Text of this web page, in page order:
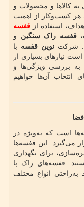
کالاها و محصولات و
هر کسب‌وکار از اهمیت
استفاده از قفسه
قفسه راک سنگین و
شرکت نوین قفسه با
است نیازهای بسیاری از
به بررسی ویژگی‌ها و
انتخاب آن‌ها خواهیم
است که به‌ویژه در
می‌گیرد. این قفسه‌ها
برای نگهداری
قفسه‌های راک با
به‌راحتی انواع مختلف